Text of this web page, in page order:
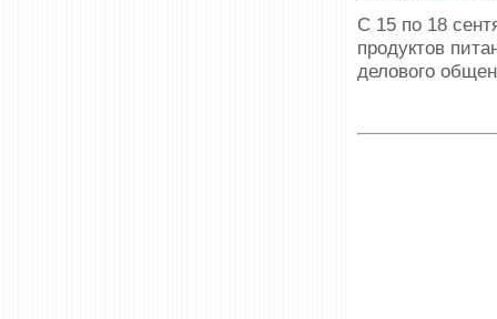
С 15 по 18
продуктов
делового